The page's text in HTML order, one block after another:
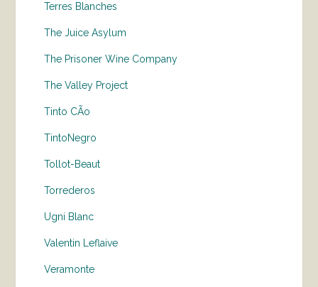
Terres Blanches
The Juice Asylum
The Prisoner Wine Company
The Valley Project
Tinto CÃo
TintoNegro
Tollot-Beaut
Torrederos
Ugni Blanc
Valentin Leflaive
Veramonte